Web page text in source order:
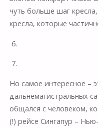
чуть больше шаг
кресла, которые
6.
7.
Но самое интересное –
дальнемагистральных
общался с человеком,
(!) рейсе Сингапур –